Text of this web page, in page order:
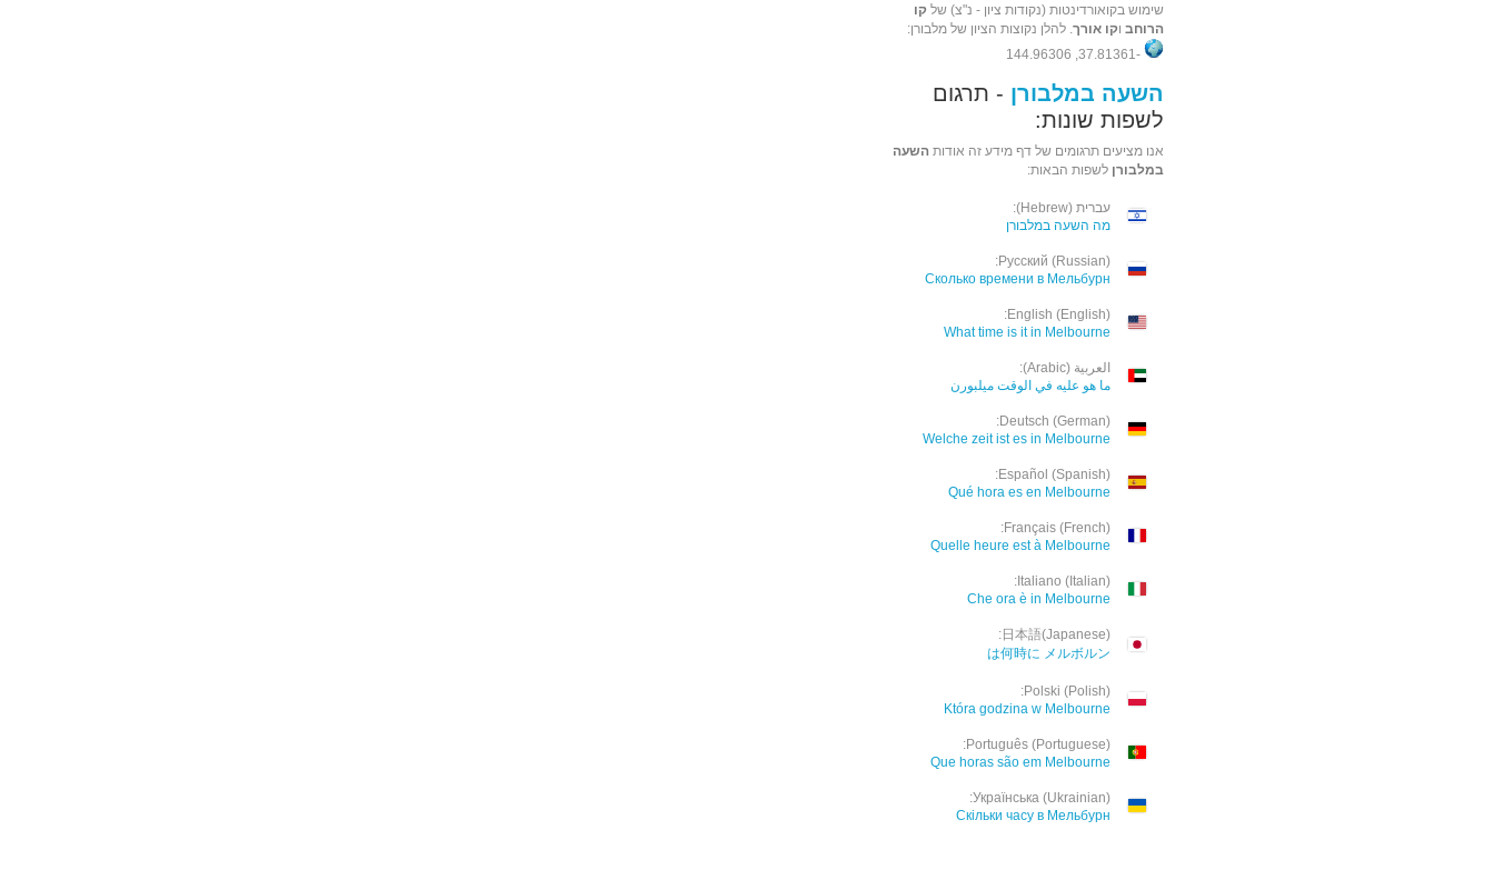
שימוש בקואורדינטות (נקודות ציון - נ"צ) של קו
הרוחב וקו אורך. להלן נקוצות הציון של מלבורן:
-37.81361, 144.96306
השעה במלבורן - תרגום
לשפות שונות:
אנו מציעים תרגומים של דף מידע זה אודות השעה
במלבורן לשפות הבאות:
עברית (Hebrew):
מה השעה במלבורן
Русский (Russian):
Сколько времени в Мельбурн
English (English):
What time is it in Melbourne
العربية (Arabic):
ما هو عليه في الوقت ميلبورن
Deutsch (German):
Welche zeit ist es in Melbourne
Español (Spanish):
Qué hora es en Melbourne
Français (French):
Quelle heure est à Melbourne
Italiano (Italian):
Che ora è in Melbourne
日本語(Japanese):
は何時に メルボルン
Polski (Polish):
Która godzina w Melbourne
Português (Portuguese):
Que horas são em Melbourne
Українська (Ukrainian):
Скільки часу в Мельбурн